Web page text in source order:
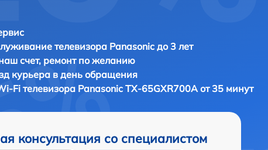
телевизора Panasonic до 3 лет
счет, ремонт по желанию
курьера в день обращения
Fi телевизора Panasonic TX-65GXR700A от 35 минут
консультация со специалистом